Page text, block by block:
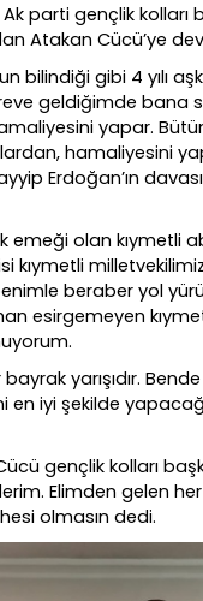
Ak parti gençlik
Atakan Cücü’ye
bilindiği gibi 4 yılı
geldiğimde bana
yapar.
hamaliyesini
Erdoğan’ın
olan kıymetli
kıymetli
beraber yol
esirgemeyen
yarışıdır.
en iyi şekilde
gençlik kolları
Elimden gelen
olmasın dedi.